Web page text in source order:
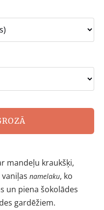
mandeļu kraukšķi,
vaniļas namelaku, ko
un piena šokolādes
gardēžiem.